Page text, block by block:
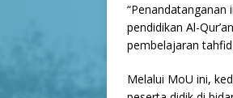
pendidikan Al-
pembelajaran
Melalui MoU ini,